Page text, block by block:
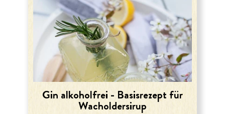
Gin alkoholfrei - Basisrezept für
Wacholdersirup